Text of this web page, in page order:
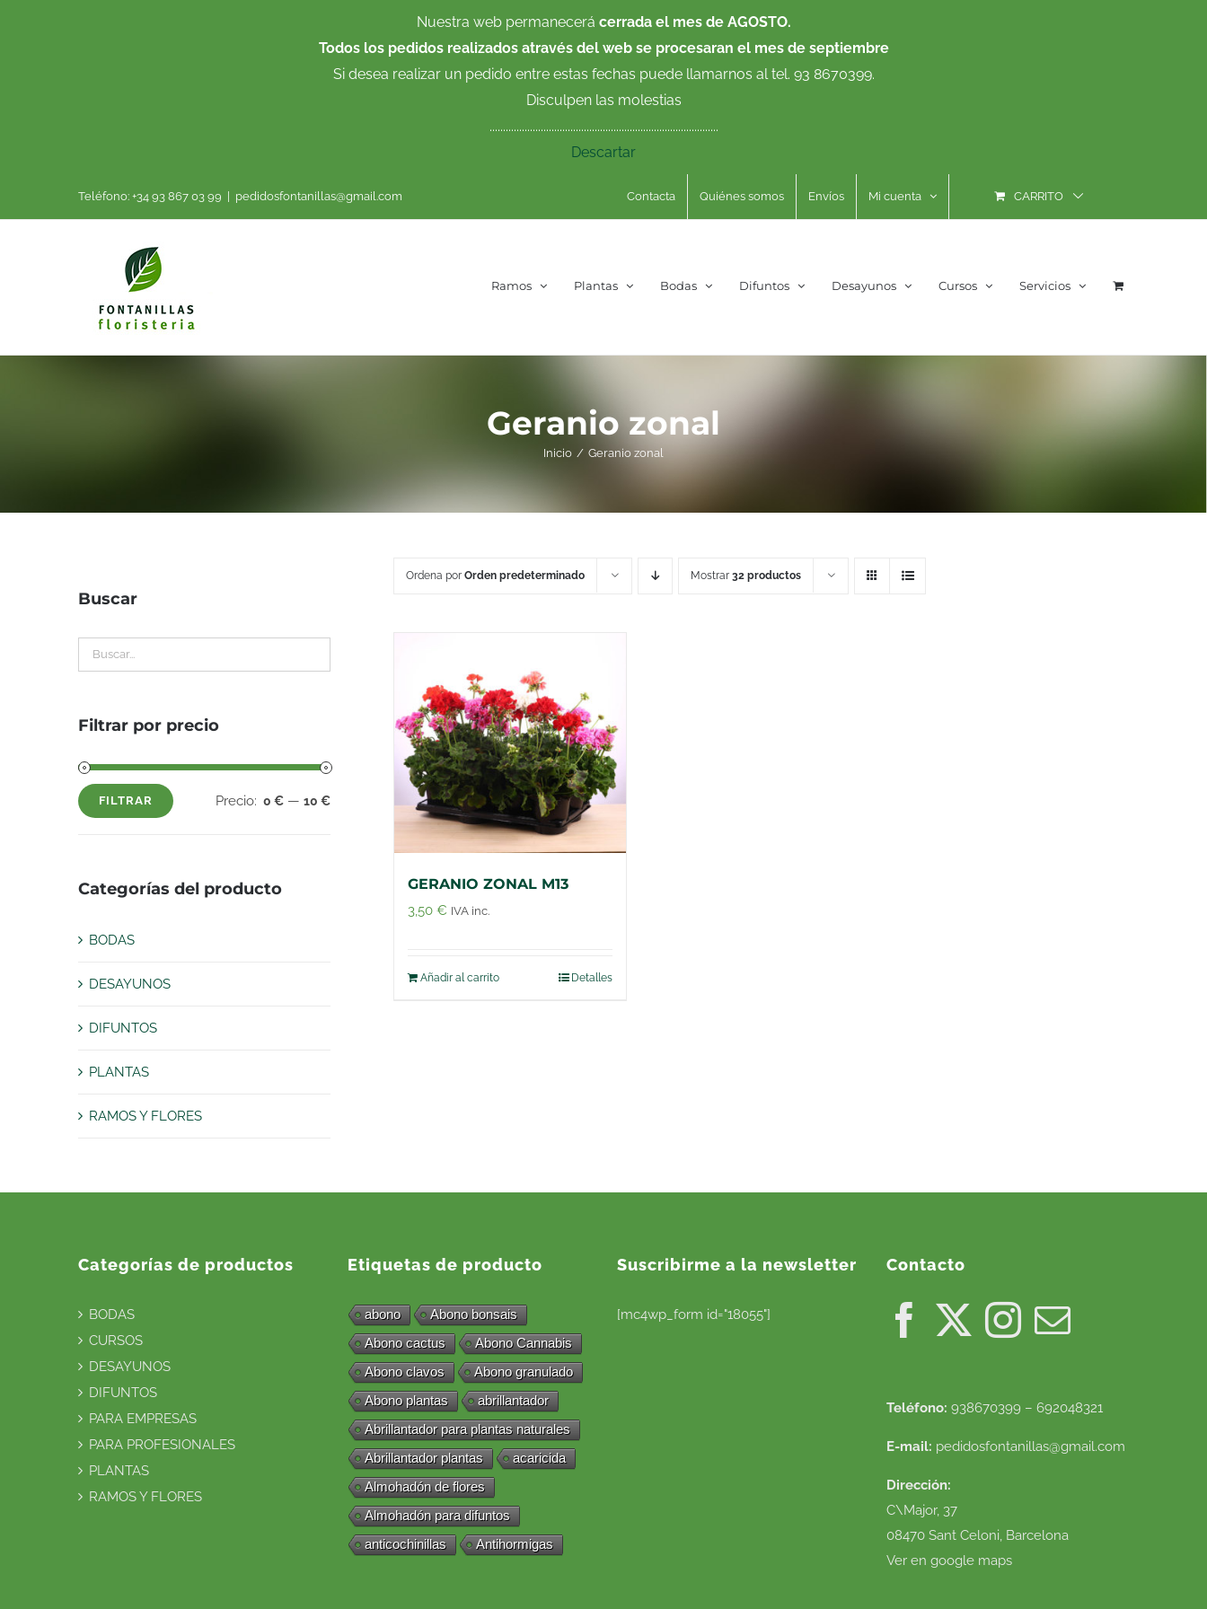
Nuestra web permanecerá cerrada el mes de AGOSTO.
Todos los pedidos realizados através del web se procesaran el mes de septiembre
Si desea realizar un pedido entre estas fechas puede llamarnos al tel. 93 8670399.
Disculpen las molestias
.....................................................................................
Descartar
Teléfono: +34 93 867 03 99 pedidosfontanillas@gmail.com Contacta Quiénes somos Envíos Mi cuenta CARRITO
Ramos Plantas Bodas Difuntos Desayunos Cursos Servicios
Geranio zonal
Inicio Geranio zonal
Ordena por Orden predeterminado Mostrar 32 productos
GERANIO ZONAL M13
3,50 € IVA inc.
Añadir al carrito Detalles
Buscar
Filtrar por precio
Precio
Precio
FILTRAR Precio: 0 €— 10 €
Categorías del producto
BODAS
DESAYUNOS
DIFUNTOS
PLANTAS
RAMOS Y FLORES
Categorías de productos
BODAS
CURSOS
DESAYUNOS
DIFUNTOS
PARA EMPRESAS
PARA PROFESIONALES
PLANTAS
RAMOS Y FLORES
Etiquetas de producto
abono
Abono bonsais
Abono cactus
Abono Cannabis
Abono clavos
Abono granulado
Abono plantas
abrillantador
Abrillantador para plantas naturales
Abrillantador plantas
acaricida
Almohadón de flores
Almohadón para difuntos
anticochinillas
Antihormigas
Suscribirme a la newsletter
[mc4wp_form id="18055"]
Contacto
Teléfono: 938670399 – 692048321
E-mail: pedidosfontanillas@gmail.com
Dirección:
C\Major, 37
08470 Sant Celoni, Barcelona
Ver en google maps